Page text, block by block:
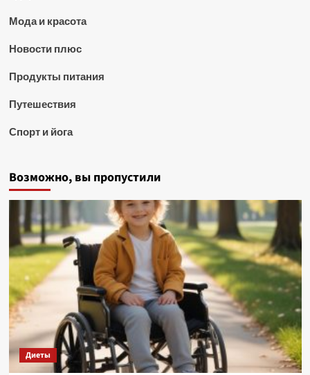
Мода и красота
Новости плюс
Продукты питания
Путешествия
Спорт и йога
Возможно, вы пропустили
Диеты